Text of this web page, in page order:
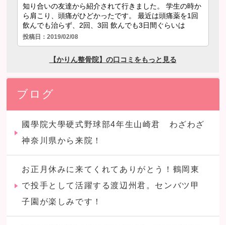
ブログ
國學院大學硬式野球部4年生山崎君 わざわざ
神奈川県から来院！
お正月休みに来てくれてありがとう！鶴岡東
で投手として活躍する渡辺州君。センバツ甲
子園が楽しみです！